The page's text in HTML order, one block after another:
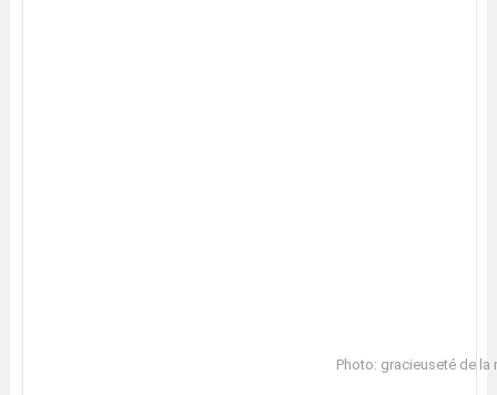
Photo: gracieuseté de la